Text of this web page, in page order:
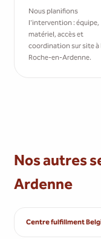
Nous planifions
l'intervention : équipe,
matériel, accès et
coordination sur site à
Roche-en-Ardenne.
Nos autres
Ardenne
Centre fulfillment